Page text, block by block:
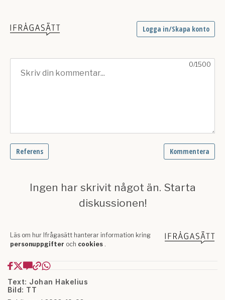
Text: Johan Hakelius
Bild: TT